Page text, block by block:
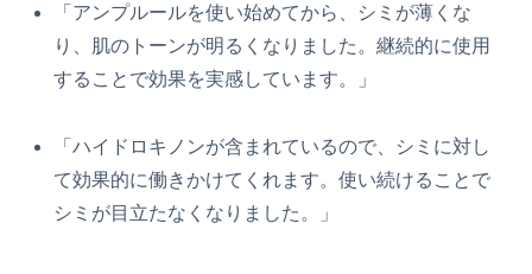
「アンプルールを使い始めてから、シミが薄くな
り、肌のトーンが明るくなりました。継続的に使用
することで効果を実感しています。」
「ハイドロキノンが含まれているので、シミに対し
て効果的に働きかけてくれます。使い続けることで
シミが目立たなくなりました。」